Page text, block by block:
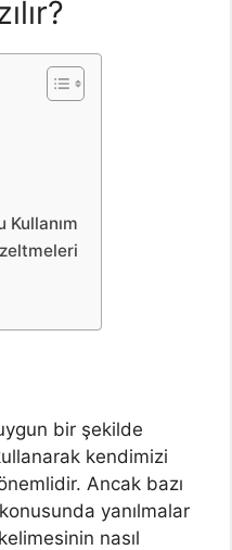
Kullanım
bir şekilde
kendimizi
Ancak bazı
yanılmalar
nasıl